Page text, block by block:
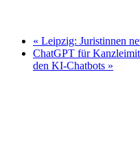
« Leipzig: Juristinnen
ChatGPT für
den KI-Chatbots »